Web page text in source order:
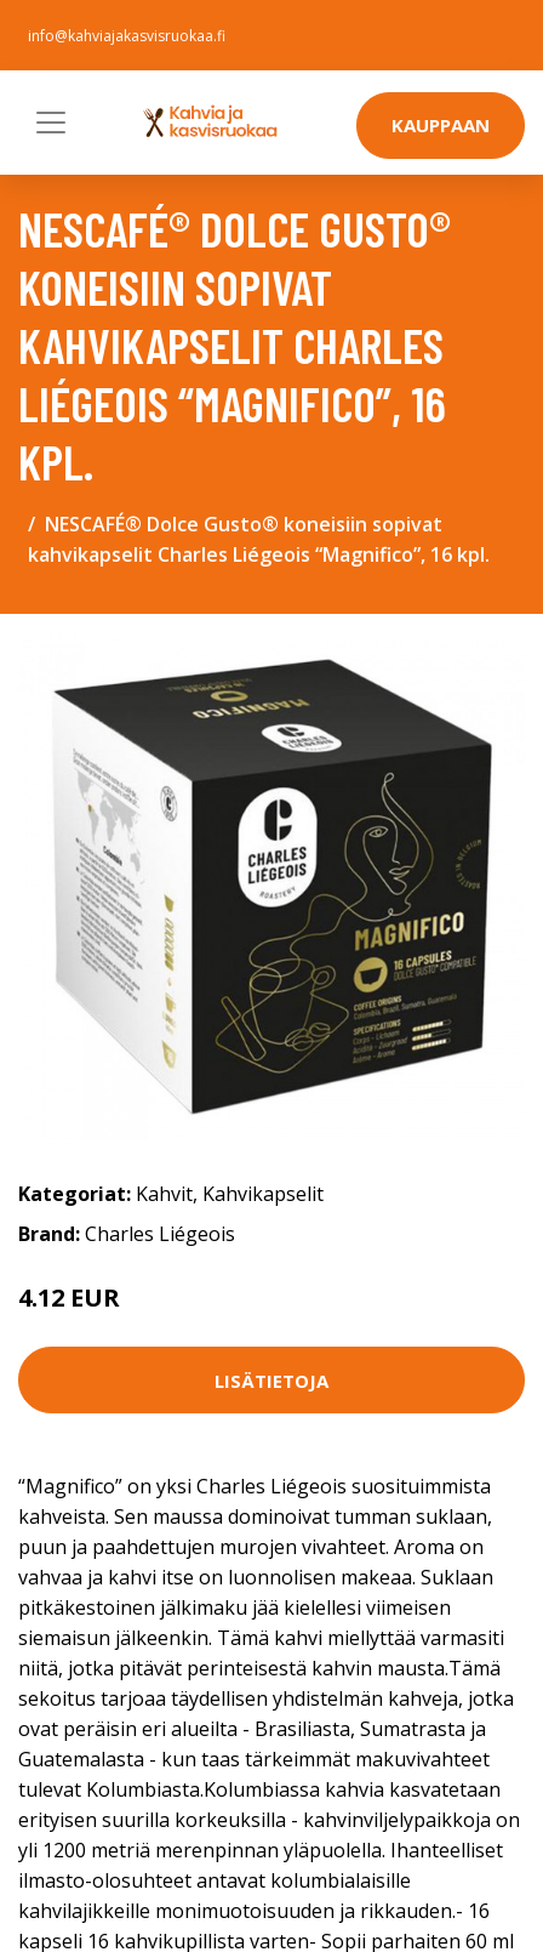
info@kahviajakasvisruokaa.fi
KAUPPAAN
NESCAFÉ® DOLCE GUSTO®
KONEISIIN SOPIVAT
KAHVIKAPSELIT CHARLES
LIÉGEOIS “MAGNIFICO”, 16
KPL.
NESCAFÉ® Dolce Gusto® koneisiin sopivat
kahvikapselit Charles Liégeois “Magnifico”, 16 kpl.
Kategoriat: Kahvit, Kahvikapselit
Brand:Charles Liégeois
4.12 EUR
LISÄTIETOJA
“Magnifico” on yksi Charles Liégeois suosituimmista
kahveista. Sen maussa dominoivat tumman suklaan,
puun ja paahdettujen murojen vivahteet. Aroma on
vahvaa ja kahvi itse on luonnolisen makeaa. Suklaan
pitkäkestoinen jälkimaku jää kielellesi viimeisen
siemaisun jälkeenkin. Tämä kahvi miellyttää varmasiti
niitä, jotka pitävät perinteisestä kahvin mausta.Tämä
sekoitus tarjoaa täydellisen yhdistelmän kahveja, jotka
ovat peräisin eri alueilta - Brasiliasta, Sumatrasta ja
Guatemalasta - kun taas tärkeimmät makuvivahteet
tulevat Kolumbiasta.Kolumbiassa kahvia kasvatetaan
erityisen suurilla korkeuksilla - kahvinviljelypaikkoja on
yli 1200 metriä merenpinnan yläpuolella. Ihanteelliset
ilmasto-olosuhteet antavat kolumbialaisille
kahvilajikkeille monimuotoisuuden ja rikkauden.- 16
kapseli 16 kahvikupillista varten- Sopii parhaiten 60 ml